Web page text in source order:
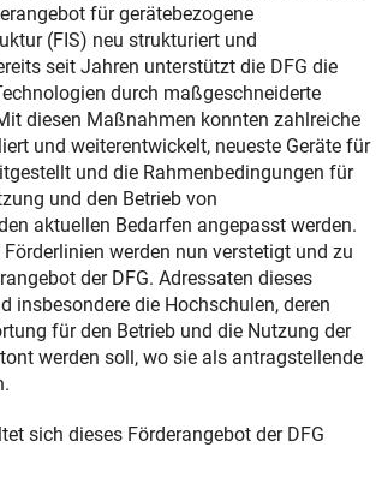
für gerätebezogene
(FIS) neu strukturiert und
seit Jahren unterstützt die DFG die
durch maßgeschneiderte
diesen Maßnahmen konnten zahlreiche
und weiterentwickelt, neueste Geräte für
und die Rahmenbedingungen für
und den Betrieb von
aktuellen Bedarfen angepasst werden.
werden nun verstetigt und zu
der DFG. Adressaten dieses
insbesondere die Hochschulen, deren
für den Betrieb und die Nutzung der
werden soll, wo sie als antragstellende
sich dieses Förderangebot der DFG